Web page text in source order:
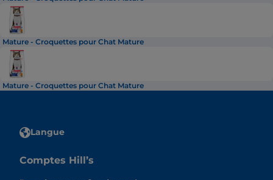
Mature - Croquettes pour Chat Mature
Mature - Croquettes pour Chat Mature
Langue
Comptes Hill’s